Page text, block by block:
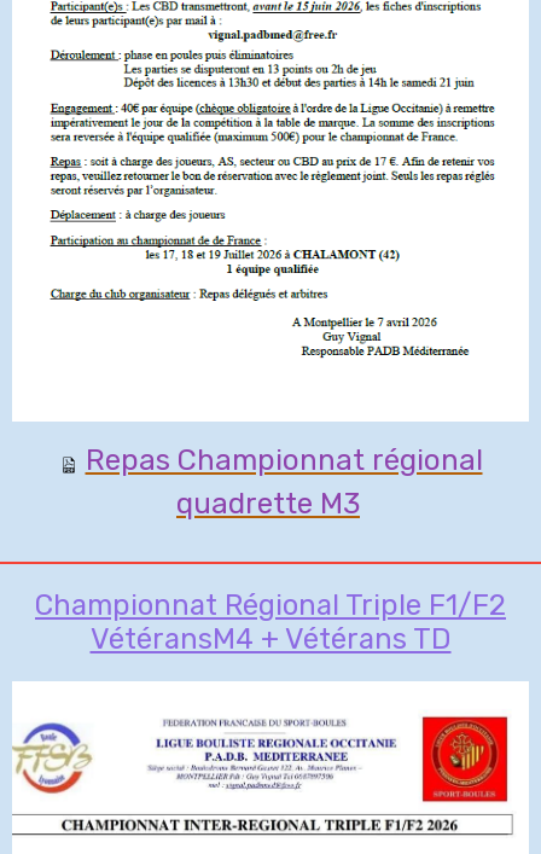
Repas Championnat régional
quadrette M3
Championnat Régional Triple F1/F2
VétéransM4 + Vétérans TD